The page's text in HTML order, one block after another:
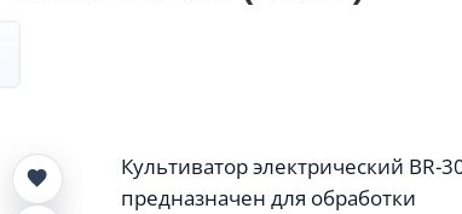
Культиватор электрический BR-
предназначен для обработки